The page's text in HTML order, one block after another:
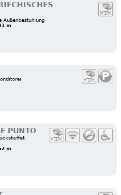
Außenbestuhlung
m
PUNTO
m